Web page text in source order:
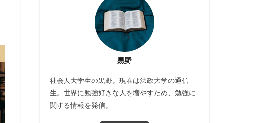
黒野
社会人大学生の黒野。現在は法政大学の通信
生。世界に勉強好きな人を増やすため、勉強に
関する情報を発信。